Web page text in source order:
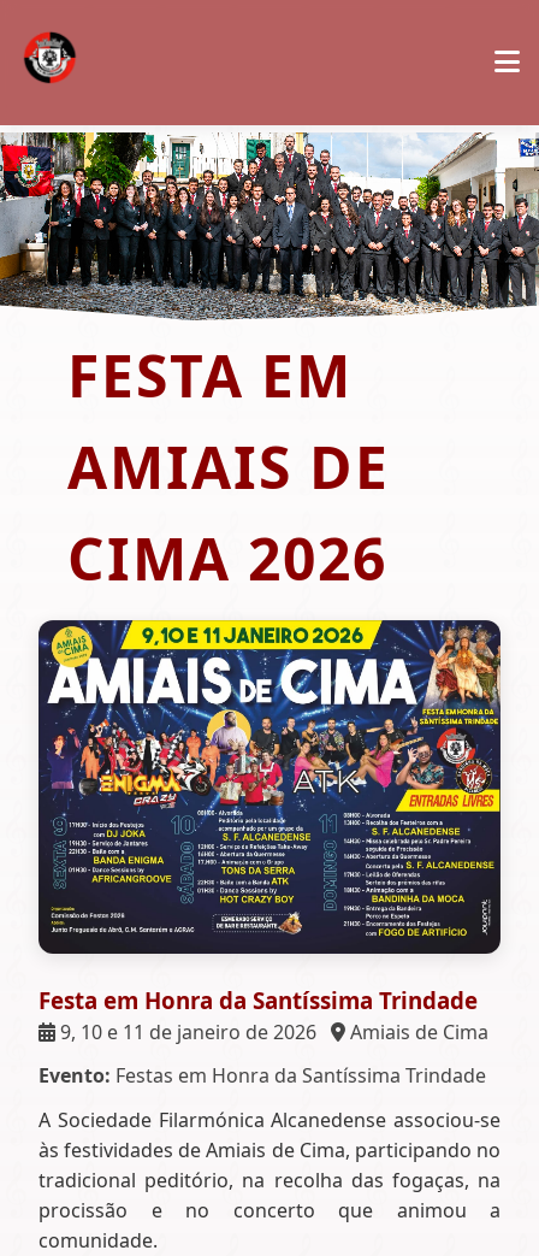
FESTA EM
AMIAIS DE
CIMA 2026
Festa em Honra da Santíssima Trindade
9, 10 e 11 de janeiro de 2026
Amiais de Cima
Evento: Festas em Honra da Santíssima Trindade
A Sociedade Filarmónica Alcanedense associou-se
às festividades de Amiais de Cima, participando no
tradicional peditório, na recolha das fogaças, na
procissão e no concerto que animou a
comunidade.